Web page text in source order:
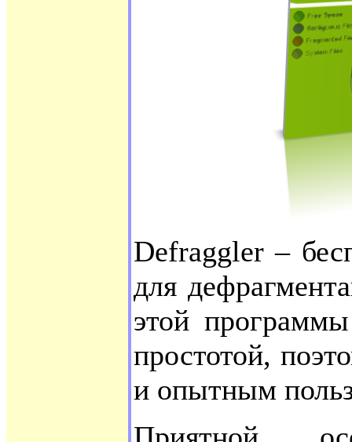
Defraggler –
для
этой
простотой,
и опытным